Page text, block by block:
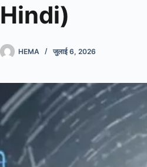
Hindi)
HEMA जुलाई 6, 2026